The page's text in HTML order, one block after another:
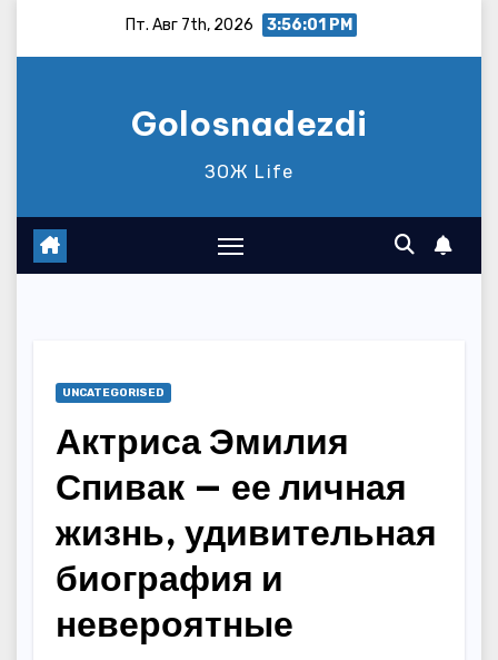
Пт. Авг 7th, 2026 3:56:02 PM
Golosnadezdi
ЗОЖ Life
UNCATEGORISED
Актриса Эмилия
Спивак — ее личная
жизнь, удивительная
биография и
невероятные